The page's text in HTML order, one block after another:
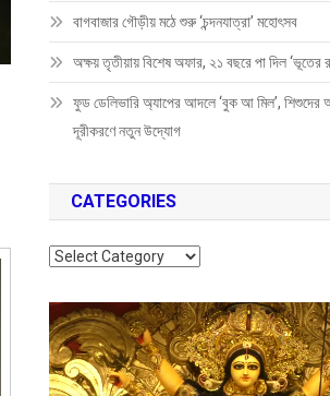
বাগবাজার গৌড়ীয় মঠে শুরু ‘চন্দনযাত্রা’ মহোৎসব
অক্ষয় তৃতীয়ায় বিশেষ অফার, ২১ বছরে পা দিল ‘ভূতের
ফুড ডেলিভারি অ্যাপের আদলে ‘বুক আ মিল’, শিশুদের
দূরীকরণে নতুন উদ্যোগ
CATEGORIES
Categories